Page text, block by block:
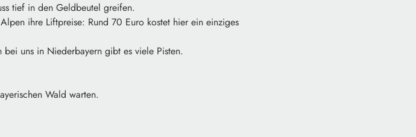
tief in den Geldbeutel greifen.
ihre Liftpreise: Rund 70 Euro kostet hier ein einziges
uns in Niederbayern gibt es viele Pisten.
Wald warten.